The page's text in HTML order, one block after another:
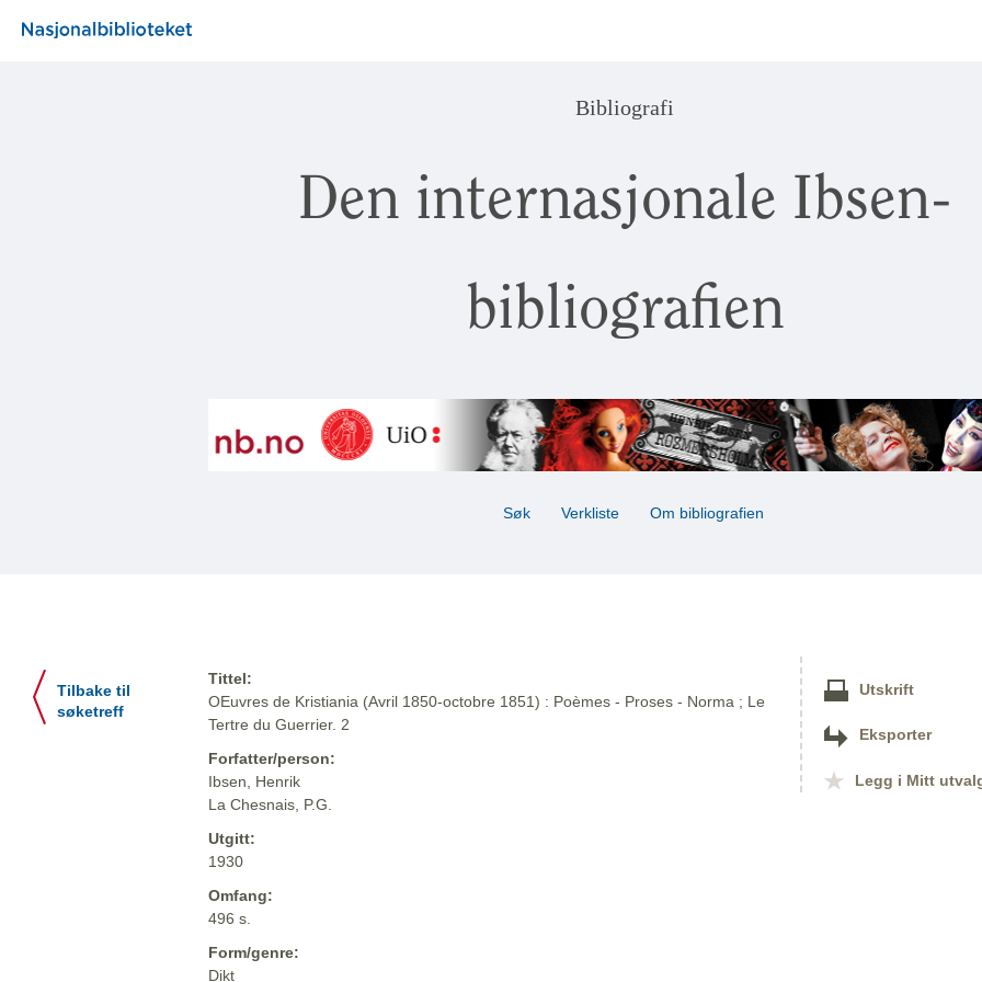
Bibliografi
Den internasjonale Ibsen-
bibliografien
Søk Verkliste Om bibliografien
Tilbake til
søketreff
Tittel:
OEuvres de Kristiania (Avril 1850-octobre 1851) : Poèmes - Proses - Norma ; Le
Tertre du Guerrier. 2
Forfatter/person:
Ibsen, Henrik
La Chesnais, P.G.
Utgitt:
1930
Omfang:
496 s.
Form/genre:
Dikt
Utskrift
Eksporter
Legg i Mitt